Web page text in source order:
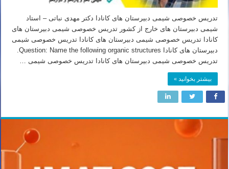
تدریس خصوصی شیمی دبیرستان های کانادا دکتر مهدی نباتی – استاد
شیمی دبیرستان های خارج از کشور تدریس خصوصی شیمی دبیرستان های
کانادا تدریس خصوصی شیمی دبیرستان های کانادا تدریس خصوصی شیمی
دبیرستان های کانادا Question: Name the following organic structures.
تدریس خصوصی شیمی دبیرستان های کانادا تدریس خصوصی شیمی …
بیشتر بخوانید »